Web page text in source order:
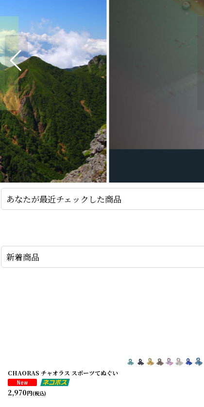
あなたが最近チェックした商品
新着商品
CHAORAS チャオラス スポーツてぬぐい
2,970円(税込)